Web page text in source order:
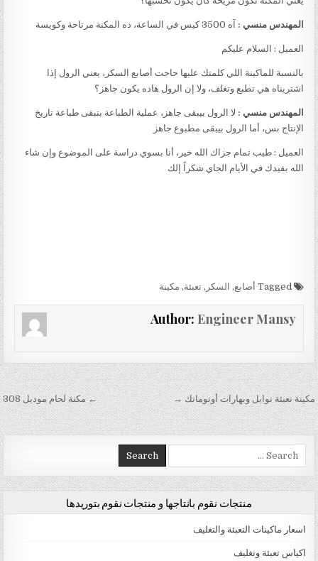
المهندس منسي : آه 3500 كيس في الساعة، ده المكنة مرتاحة وكويسة
العميل : السلام عليكم
بالنسبة للماكينة اللي كلمتك عليها حاجت أصابع السكر، يعني الرول إذا
اشتريناه هي تطبع وتغلف، ولا إن الرول هاده يكون جاهز؟
المهندس منسي : لا الرول بيبقى جاهز، عملية الطباعة بتبقى طباعة تاريخ
الإنتاج بس، أما الرول بيبقى مطبوع جاهز
العميل : طيب تمام جزاك الله خير، أنا بسوي دراسة على الموضوع وإن شاء
الله بفيدك في الأيام الجاي شكراً إلك
Tagged أصابع, السكر ,تعبئة, مكينة
Author: Engineer Mansy
تصفّح المقالات ← مكنة لحام موديل 308 مكينة تعبئة توابل وبهارات أوتوماتك →
Search for:
منتجات نقوم بانتاجها و منتجات نقوم بتوريدها
اسعار ماكينات التعبئة والتغليف
اكياس تعبئة وتغليف